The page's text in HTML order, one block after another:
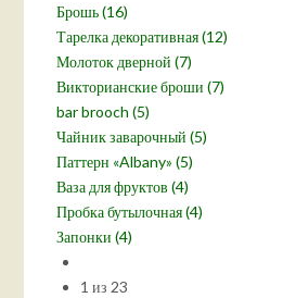
Брошь (16)
Тарелка декоративная (12)
Молоток дверной (7)
Викторианские броши (7)
bar brooch (5)
Чайник заварочный (5)
Паттерн «Albany» (5)
Ваза для фруктов (4)
Пробка бутылочная (4)
Запонки (4)
1 из 23